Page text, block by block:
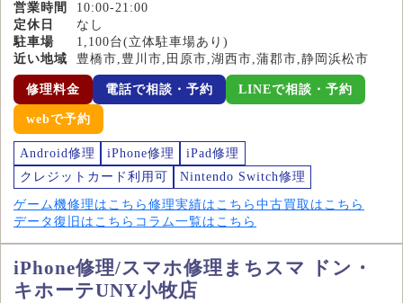
営業時間
10:00-21:00
定休日
なし
駐車場
1,100台(立体駐車場あり)
近い地域
豊橋市,豊川市,田原市,湖西市,蒲郡市,静岡浜松市
修理料金 電話で相談・予約 LINEで相談・予約
webで予約
Android修理 iPhone修理
iPad修理
クレジットカード利用可
Nintendo Switch修理
ゲーム機修理はこちら 修理実績はこちら 中古買取はこちら
データ復旧はこちら コラム一覧はこちら
iPhone修理/スマホ修理まちスマ ドン・
キホーテUNY小牧店